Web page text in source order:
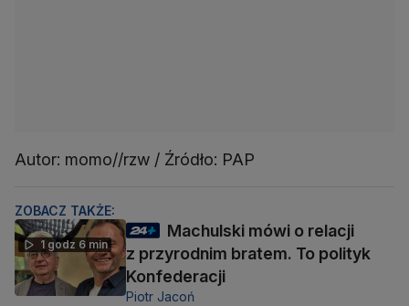
Autor: momo//rzw / Źródło: PAP
ZOBACZ TAKŻE:
1 godz 6 min
Machulski mówi o relacji
z przyrodnim bratem. To polityk
Konfederacji
Piotr Jacoń